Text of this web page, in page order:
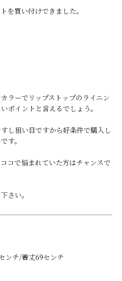
を買い付けできました。
ラーでリップストップのライニン
ポイントと言えるでしょう。
し狙い目ですから好条件で購入し
す。
コで悩まれていた方はチャンスで
さい。
ンチ/着丈69センチ